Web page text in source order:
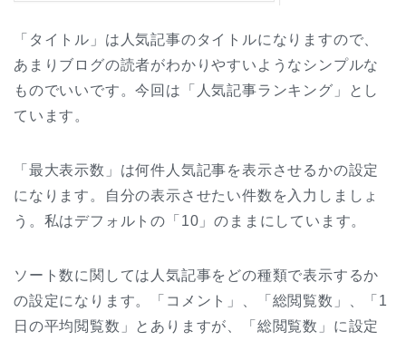
「タイトル」は人気記事のタイトルになりますので、
あまりブログの読者がわかりやすいようなシンプルな
ものでいいです。今回は「人気記事ランキング」とし
ています。
「最大表示数」は何件人気記事を表示させるかの設定
になります。自分の表示させたい件数を入力しましょ
う。私はデフォルトの「10」のままにしています。
ソート数に関しては人気記事をどの種類で表示するか
の設定になります。「コメント」、「総閲覧数」、「1
日の平均閲覧数」とありますが、「総閲覧数」に設定